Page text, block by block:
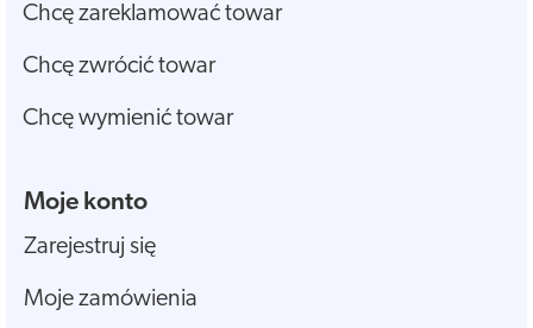
Chcę zareklamować towar
Chcę zwrócić towar
Chcę wymienić towar
Moje konto
Zarejestruj się
Moje zamówienia